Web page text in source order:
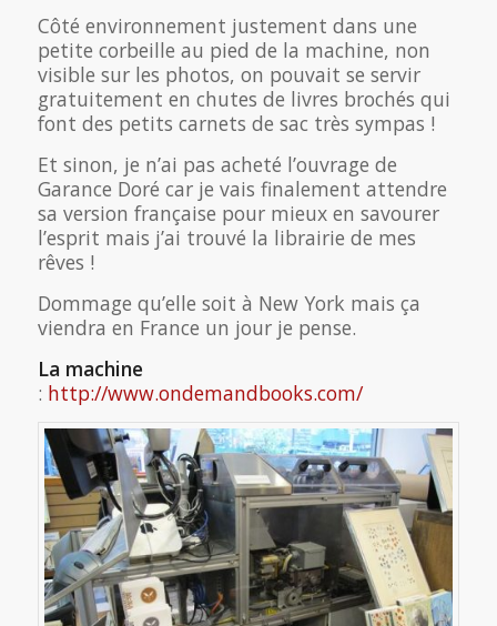
Côté environnement justement dans une
petite corbeille au pied de la machine, non
visible sur les photos, on pouvait se servir
gratuitement en chutes de livres brochés qui
font des petits carnets de sac très sympas !
Et sinon, je n’ai pas acheté l’ouvrage de
Garance Doré car je vais finalement attendre
sa version française pour mieux en savourer
l’esprit mais j’ai trouvé la librairie de mes
rêves !
Dommage qu’elle soit à New York mais ça
viendra en France un jour je pense.
La machine
: http://www.ondemandbooks.com/